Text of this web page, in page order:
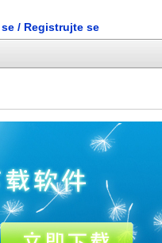
/ Registrujte se